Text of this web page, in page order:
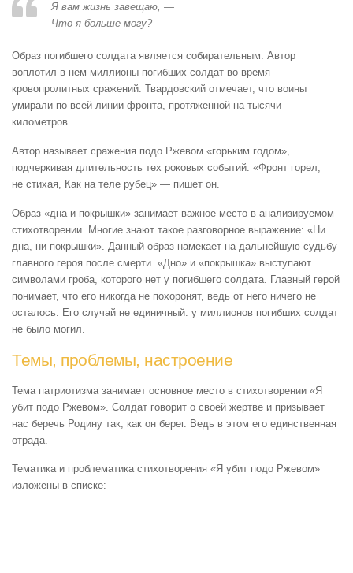
Я вам жизнь завещаю, —
Что я больше могу?
Образ погибшего солдата является собирательным. Автор
воплотил в нем миллионы погибших солдат во время
кровопролитных сражений. Твардовский отмечает, что воины
умирали по всей линии фронта, протяженной на тысячи
километров.
Автор называет сражения подо Ржевом «горьким годом»,
подчеркивая длительность тех роковых событий. «Фронт горел,
не стихая, Как на теле рубец» — пишет он.
Образ «дна и покрышки» занимает важное место в анализируемом
стихотворении. Многие знают такое разговорное выражение: «Ни
дна, ни покрышки». Данный образ намекает на дальнейшую судьбу
главного героя после смерти. «Дно» и «покрышка» выступают
символами гроба, которого нет у погибшего солдата. Главный герой
понимает, что его никогда не похоронят, ведь от него ничего не
осталось. Его случай не единичный: у миллионов погибших солдат
не было могил.
Темы, проблемы, настроение
Тема патриотизма занимает основное место в стихотворении «Я
убит подо Ржевом». Солдат говорит о своей жертве и призывает
нас беречь Родину так, как он берег. Ведь в этом его единственная
отрада.
Тематика и проблематика стихотворения «Я убит подо Ржевом»
изложены в списке: